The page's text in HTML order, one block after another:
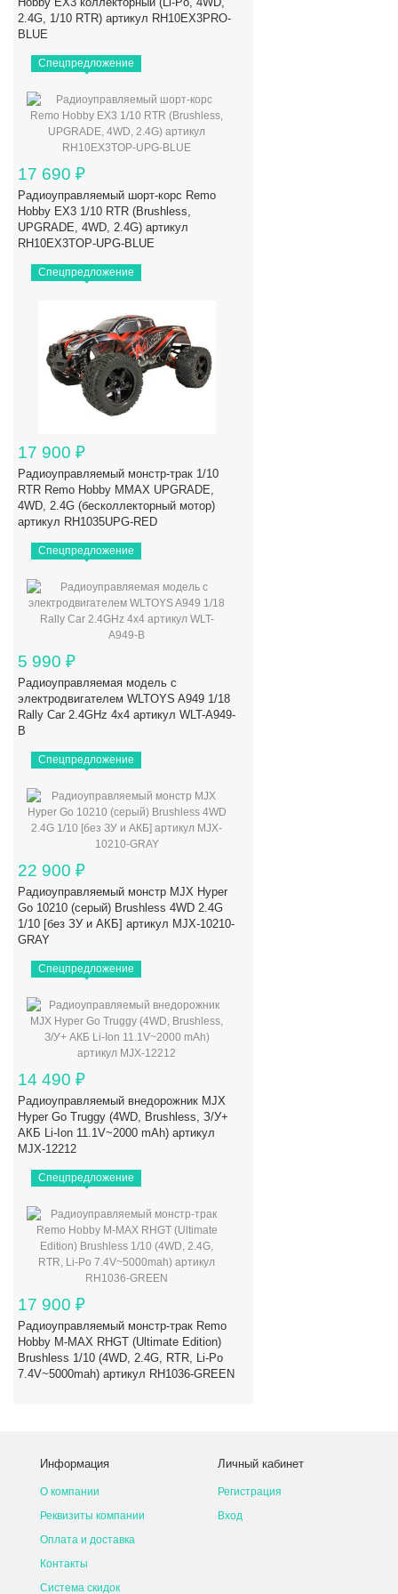
2.4G, 1/10 RTR) артикул RH10EX3PRO-
BLUE
Спецпредложение
17 690 ₽
Радиоуправляемый шорт-корс Remo
Hobby EX3 1/10 RTR (Brushless,
UPGRADE, 4WD, 2.4G) артикул
RH10EX3TOP-UPG-BLUE
Спецпредложение
17 900 ₽
Радиоуправляемый монстр-трак 1/10
RTR Remo Hobby MMAX UPGRADE,
4WD, 2.4G (бесколлекторный мотор)
артикул RH1035UPG-RED
Спецпредложение
5 990 ₽
Радиоуправляемая модель с
электродвигателем WLTOYS A949 1/18
Rally Car 2.4GHz 4x4 артикул WLT-A949-
B
Спецпредложение
22 900 ₽
Радиоуправляемый монстр MJX Hyper
Go 10210 (серый) Brushless 4WD 2.4G
1/10 [без ЗУ и АКБ] артикул MJX-10210-
GRAY
Спецпредложение
14 490 ₽
Радиоуправляемый внедорожник MJX
Hyper Go Truggy (4WD, Brushless, З/У+
АКБ Li-Ion 11.1V~2000 mAh) артикул
MJX-12212
Спецпредложение
17 900 ₽
Радиоуправляемый монстр-трак Remo
Hobby M-MAX RHGT (Ultimate Edition)
Brushless 1/10 (4WD, 2.4G, RTR, Li-Po
7.4V~5000mah) артикул RH1036-GREEN
Информация
О компании
Реквизиты компании
Оплата и доставка
Контакты
Система скидок
Личный кабинет
Регистрация
Вход